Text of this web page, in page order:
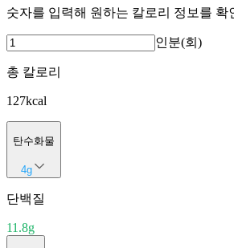
숫자를 입력해 원하는 칼로리 정보를 확
인분(회)
총 칼로리
127kcal
탄수화물
4g
단백질
11.8g